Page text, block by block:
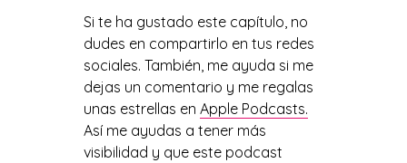
Si te ha gustado este capítulo, no
dudes en compartirlo en tus redes
sociales. También, me ayuda si me
dejas un comentario y me regalas
unas estrellas en Apple Podcasts.
Así me ayudas a tener más
visibilidad y que este podcast